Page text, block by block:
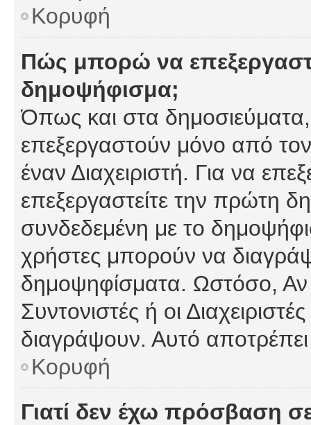
Κορυφή
Πώς μπορώ να
δημοψήφισμα;
Όπως και στα
επεξεργαστούν μόνο από
έναν Διαχειριστή. Για να
επεξεργαστείτε την πρώτη
συνδεδεμένη με το
χρήστες μπορούν να
δημοψηφίσματα. Ωστόσο, Αν
Συντονιστές ή οι
διαγράψουν. Αυτό
Κορυφή
Γιατί δεν έχω πρόσβαση